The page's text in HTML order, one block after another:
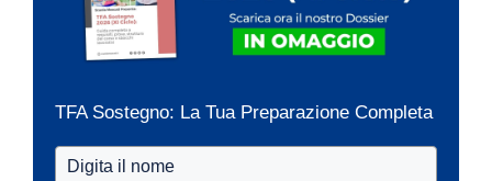
TFA Sostegno: La Tua Preparazione Completa